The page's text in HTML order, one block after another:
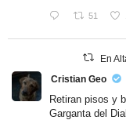
51
En
Cristian Geo
Retiran pisos y
Garganta del